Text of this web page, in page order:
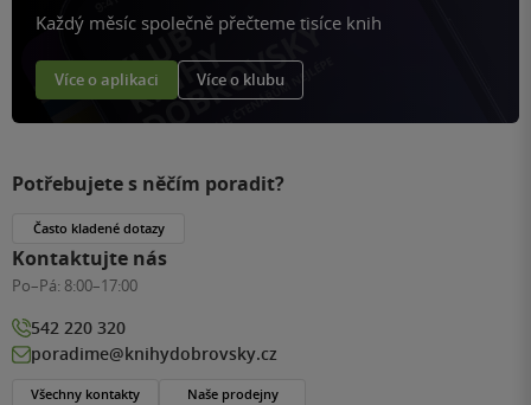
Každý měsíc společně přečteme tisíce knih
Více o aplikaci Více o klubu
Potřebujete s něčím poradit?
Často kladené dotazy
Kontaktujte nás
Po–Pá: 8:00–17:00
542 220 320
poradime@knihydobrovsky.cz
Všechny kontakty Naše prodejny